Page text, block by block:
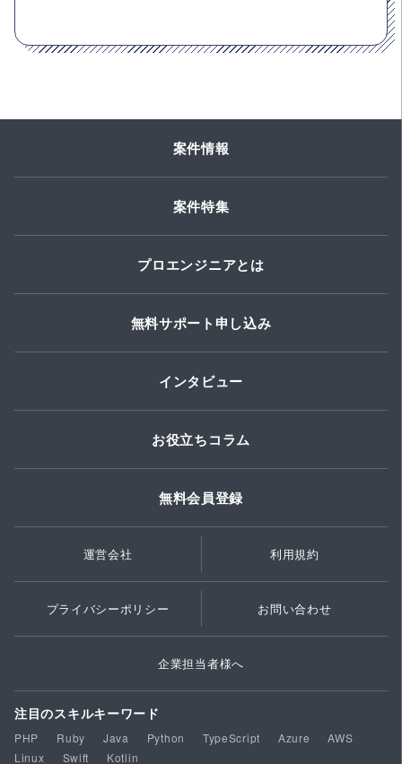
案件情報
案件特集
プロエンジニアとは
無料サポート申し込み
インタビュー
お役立ちコラム
無料会員登録
運営会社 利用規約
プライバシーポリシー お問い合わせ
企業担当者様へ
注目のスキルキーワード
PHP Ruby Java Python TypeScript Azure
AWS
Linux
Swift Kotlin